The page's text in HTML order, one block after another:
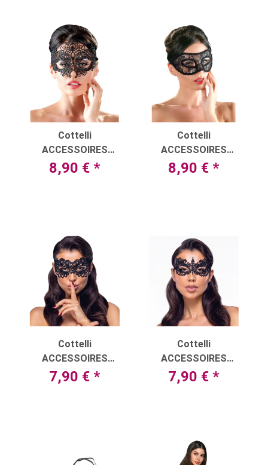
Cottelli
ACCESSOIRES
Augenmaske mit
aufwändig
8,90 € *
Cottelli
ACCESSOIRES
Augenmaske mit
feiner Spitze
8,90 € *
Cottelli
ACCESSOIRES
Augenmaske mit
filigraner Stickerei
7,90 € *
Cottelli
ACCESSOIRES
Augenmaske mit
filigraner Stickerei
7,90 € *